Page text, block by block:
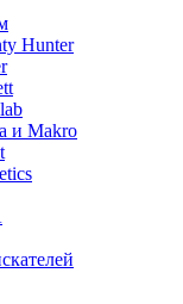
Hunter
и Makro